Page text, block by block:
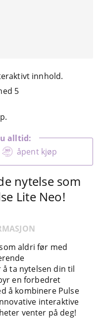
innhold.
5
åpent kjøp
alltid:
nytelse som
Lite Neo!
aldri før med
ta nytelsen din til
en forbedret
å kombinere Pulse
interaktive
venter på deg!